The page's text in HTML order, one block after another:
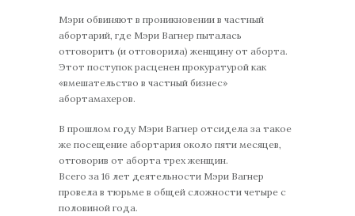
Мэри обвиняют в проникновении в частный
абортарий, где Мэри Вагнер пыталась
отговорить (и отговорила) женщину от аборта.
Этот поступок расценен прокуратурой как
«вмешательство в частный бизнес»
абортамахеров.
В прошлом году Мэри Вагнер отсидела за такое
же посещение абортария около пяти месяцев,
отговорив от аборта трех женщин.
Всего за 16 лет деятельности Мэри Вагнер
провела в тюрьме в общей сложности четыре с
половиной года.